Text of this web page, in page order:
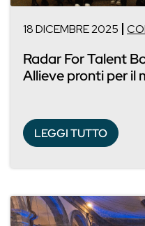
18 DICEMBRE 2025
Radar For Talent
Allieve pronti per il
LEGGI TUTTO